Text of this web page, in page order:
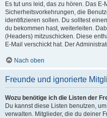
Es tut uns leid, das zu hören. Das
Sicherheitsvorkehrungen, die
identifizieren sollen. Du solltest
du bekommen hast, weiterleiten.
(Headers) mitzuschicken. Diese
E-Mail verschickt hat. Der
Nach oben
Freunde und ignorierte
Wozu benötige ich die Listen der
Du kannst diese Listen benutzen,
verwalten. Mitglieder, die du deiner